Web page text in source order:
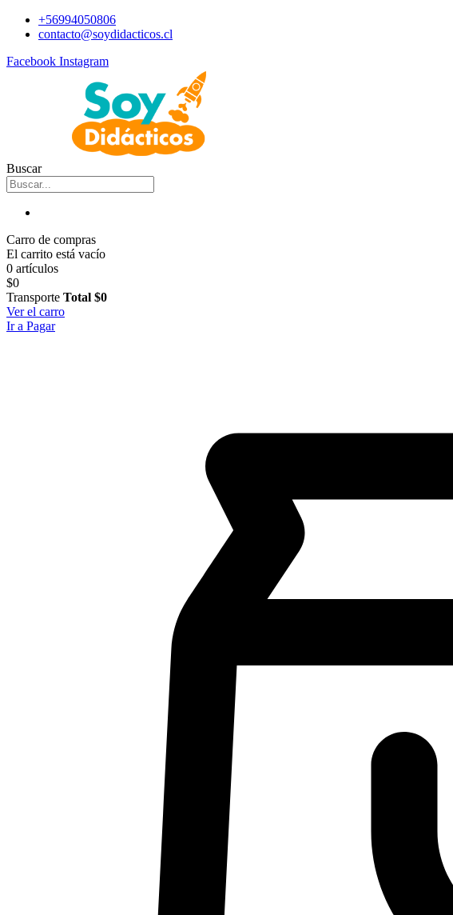
+56994050806
contacto@soydidacticos.cl
Facebook Instagram
Buscar
Carro de compras
El carrito está vacío
0 artículos
$0
Transporte Total $0
Ver el carro
Ir a Pagar